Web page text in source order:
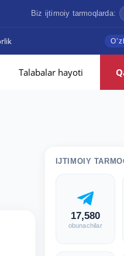
Biz ijtimoiy tarmoqlarda:
Talabalar hayoti
IJTIMOIY
17,580
obunachilar